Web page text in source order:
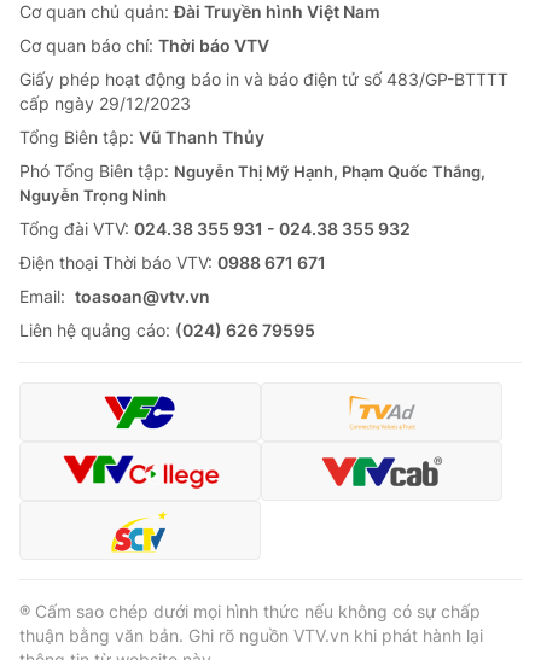
Cơ quan chủ quản:Đài Truyền hình Việt Nam
Cơ quan báo chí: Thời báo VTV
Giấy phép hoạt động báo in và báo điện tử số 483/GP-BTTTT
cấp ngày 29/12/2023
Tổng Biên tập: Vũ Thanh Thủy
Phó Tổng Biên tập: Nguyễn Thị Mỹ Hạnh, Phạm Quốc Thắng,
Nguyễn Trọng Ninh
Tổng đài VTV: 024.38 355 931 - 024.38 355 932
Ðiện thoại Thời báo VTV: 0988 671 671
Email: toasoan@vtv.vn
Liên hệ quảng cáo: (024) 626 79595
® Cấm sao chép dưới mọi hình thức nếu không có sự chấp
thuận bằng văn bản. Ghi rõ nguồn VTV.vn khi phát hành lại